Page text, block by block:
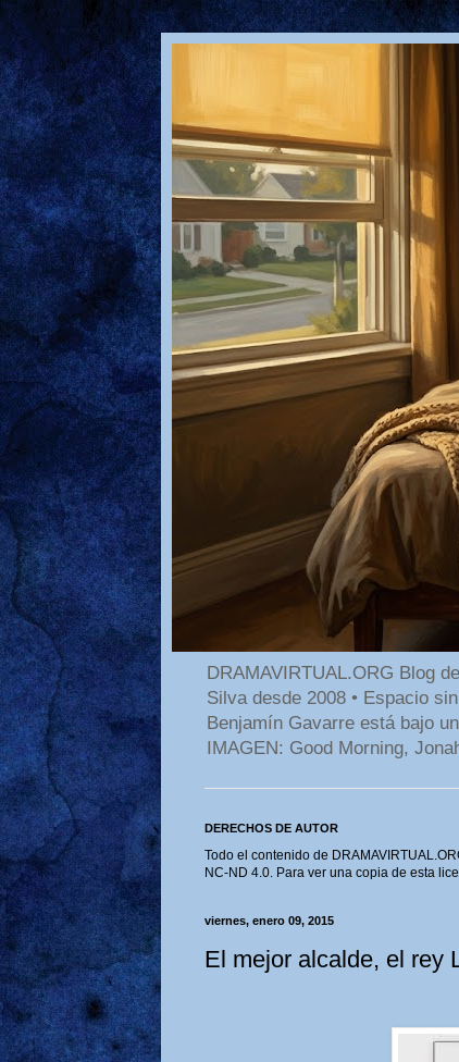
DRAMAVIRTUAL.ORG Blog
Silva desde 2008 • Espacio
Benjamín Gavarre está bajo
IMAGEN: Good Morning,
DERECHOS DE AUTOR
Todo el contenido de
NC-ND 4.0. Para ver una copia de esta
viernes, enero 09, 2015
El mejor alcalde, el rey